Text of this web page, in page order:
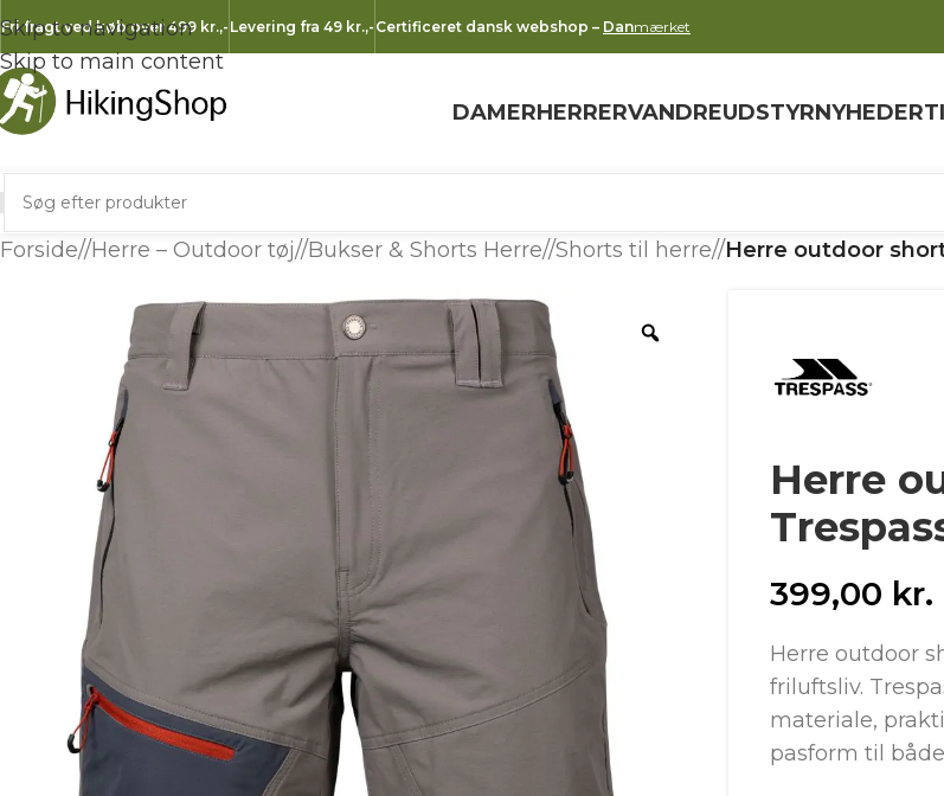
Skip to navigation
Skip to main content
Fri fragt ved køb over 499 kr.,- Levering fra 49 kr.,- Certificeret dansk webshop – Danmærket
DAMERHERRERVANDREUDSTYRNYHEDER
Forside/ Herre – Outdoor tøj/ Bukser & Shorts Herre/ Shorts til herre/ Herre outdoor
Herre
399,00 kr.
Herre outdoor
friluftsliv.
materiale,
pasform til